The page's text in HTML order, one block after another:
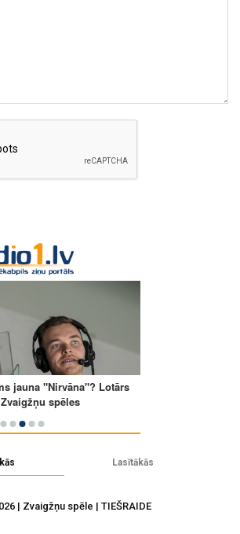
Lasītākās
| Zvaigžņu spēle | TIEŠRAIDE